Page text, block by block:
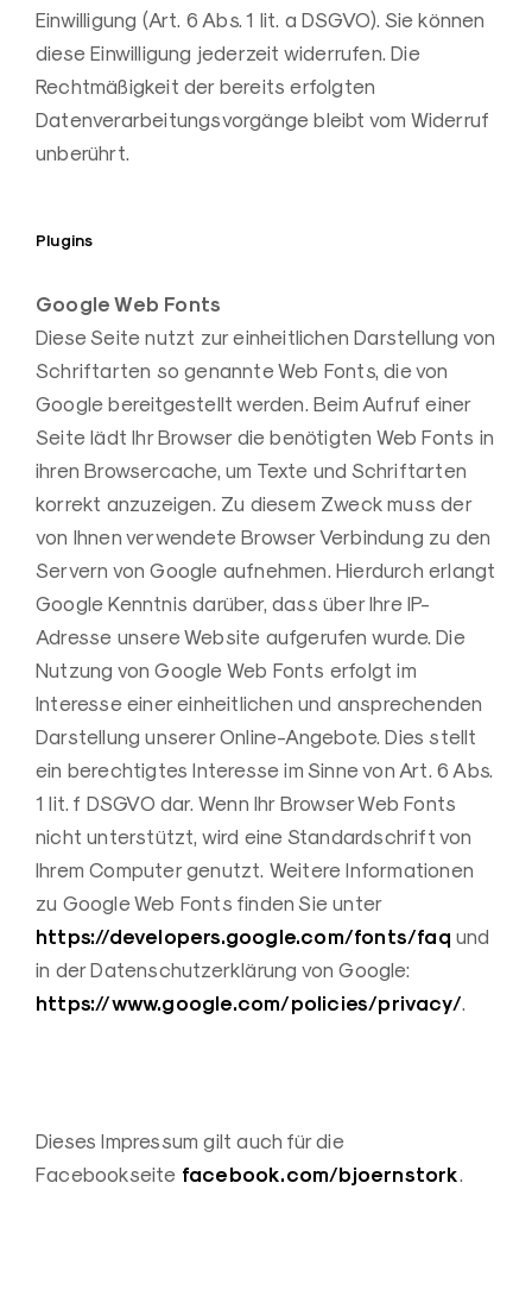
Einwilligung (Art. 6 Abs. 1 lit. a DSGVO). Sie können
diese Einwilligung jederzeit widerrufen. Die
Rechtmäßigkeit der bereits erfolgten
Datenverarbeitungsvorgänge bleibt vom Widerruf
unberührt.
Plugins
Google Web Fonts
Diese Seite nutzt zur einheitlichen Darstellung von
Schriftarten so genannte Web Fonts, die von
Google bereitgestellt werden. Beim Aufruf einer
Seite lädt Ihr Browser die benötigten Web Fonts in
ihren Browsercache, um Texte und Schriftarten
korrekt anzuzeigen. Zu diesem Zweck muss der
von Ihnen verwendete Browser Verbindung zu den
Servern von Google aufnehmen. Hierdurch erlangt
Google Kenntnis darüber, dass über Ihre IP-
Adresse unsere Website aufgerufen wurde. Die
Nutzung von Google Web Fonts erfolgt im
Interesse einer einheitlichen und ansprechenden
Darstellung unserer Online-Angebote. Dies stellt
ein berechtigtes Interesse im Sinne von Art. 6 Abs.
1 lit. f DSGVO dar. Wenn Ihr Browser Web Fonts
nicht unterstützt, wird eine Standardschrift von
Ihrem Computer genutzt. Weitere Informationen
zu Google Web Fonts finden Sie unter
https://developers.google.com/fonts/faq und
in der Datenschutzerklärung von Google:
https://www.google.com/policies/privacy/.
Dieses Impressum gilt auch für die
Facebookseite facebook.com/bjoernstork.